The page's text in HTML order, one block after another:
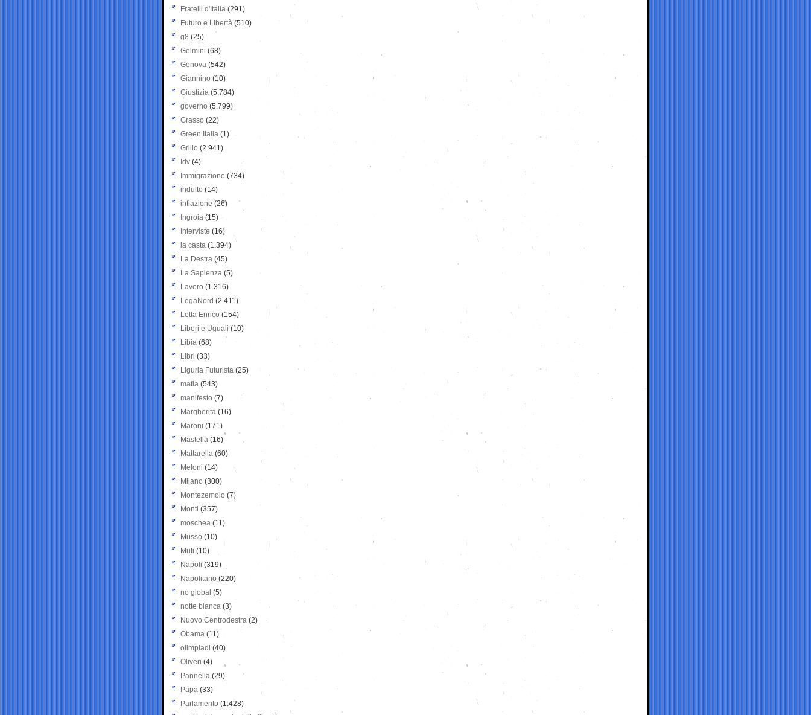
Fratelli d'Italia (291)
Futuro e Libertà (510)
g8 (25)
Gelmini (68)
Genova (542)
Giannino (10)
Giustizia (5.784)
governo (5.799)
Grasso (22)
Green Italia (1)
Grillo (2.941)
Idv (4)
Immigrazione (734)
indulto (14)
inflazione (26)
Ingroia (15)
Interviste (16)
la casta (1.394)
La Destra (45)
La Sapienza (5)
Lavoro (1.316)
LegaNord (2.411)
Letta Enrico (154)
Liberi e Uguali (10)
Libia (68)
Libri (33)
Liguria Futurista (25)
mafia (543)
manifesto (7)
Margherita (16)
Maroni (171)
Mastella (16)
Mattarella (60)
Meloni (14)
Milano (300)
Montezemolo (7)
Monti (357)
moschea (11)
Musso (10)
Muti (10)
Napoli (319)
Napolitano (220)
no global (5)
notte bianca (3)
Nuovo Centrodestra (2)
Obama (11)
olimpiadi (40)
Oliveri (4)
Pannella (29)
Papa (33)
Parlamento (1.428)